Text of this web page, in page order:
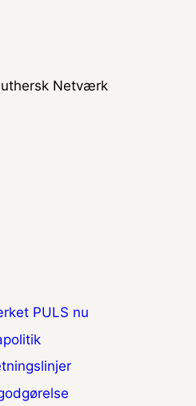
Netværk
PULS nu